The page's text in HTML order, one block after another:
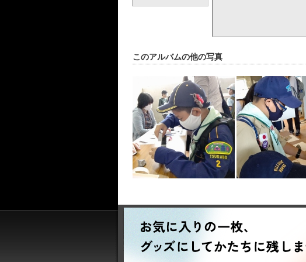
このアルバムの他の写真